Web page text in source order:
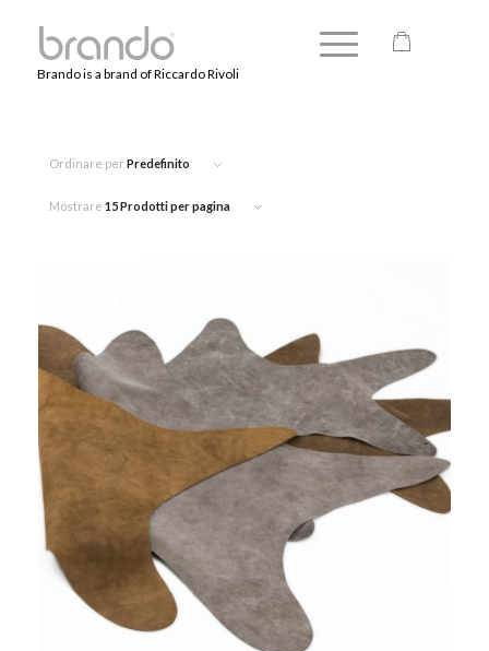
Brando is a brand of Riccardo Rivoli
Ordinare per Predefinito
Mostrare 15 Prodotti per pagina